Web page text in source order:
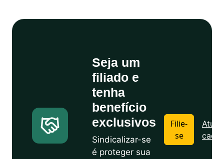
Seja um
filiado e
tenha
benefício
exclusivos
Sindicalizar-se
é proteger sua
Filie-
se